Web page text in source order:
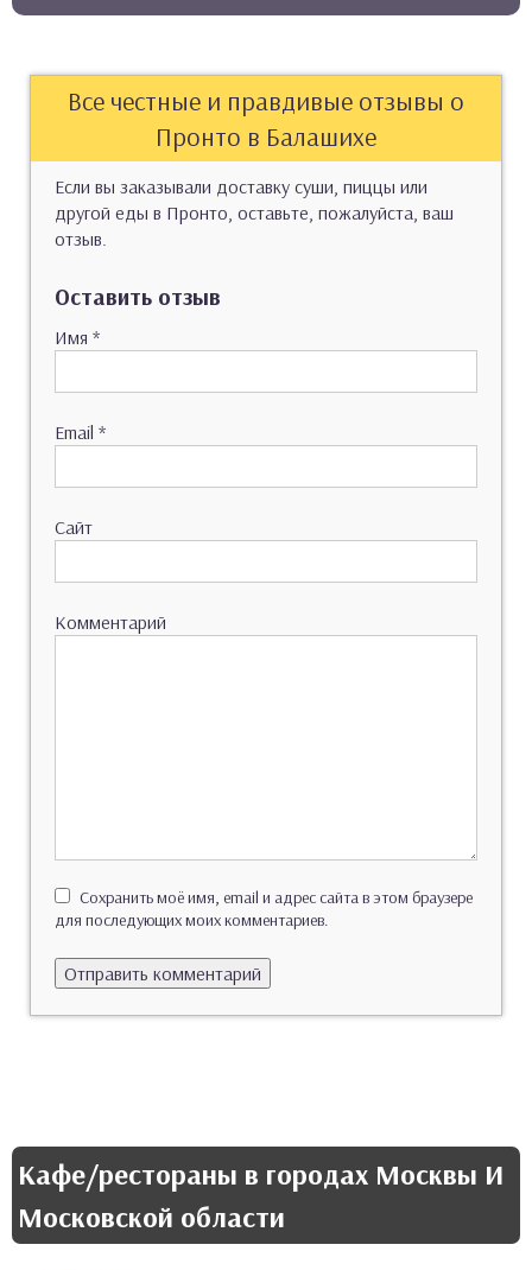
Все честные и правдивые отзывы о
Пронто в Балашихе
Если вы заказывали доставку суши, пиццы или
другой еды в Пронто, оставьте, пожалуйста, ваш
отзыв.
Оставить отзыв
Имя *
Email *
Сайт
Комментарий
Сохранить моё имя, email и адрес сайта в этом браузере
для последующих моих комментариев.
Кафе/рестораны в городах Москвы И
Московской области